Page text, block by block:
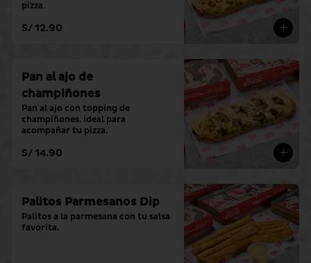
pizza.
S/ 12.90
Pan al ajo de
champiñones
Pan al ajo con topping de
champiñones. ideal para
acompañar tu pizza.
S/ 14.90
Palitos Parmesanos Dip
Palitos a la parmesana con tu salsa
favorita.